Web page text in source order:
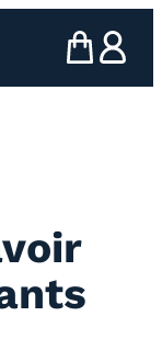
l’association
mon panier
ma